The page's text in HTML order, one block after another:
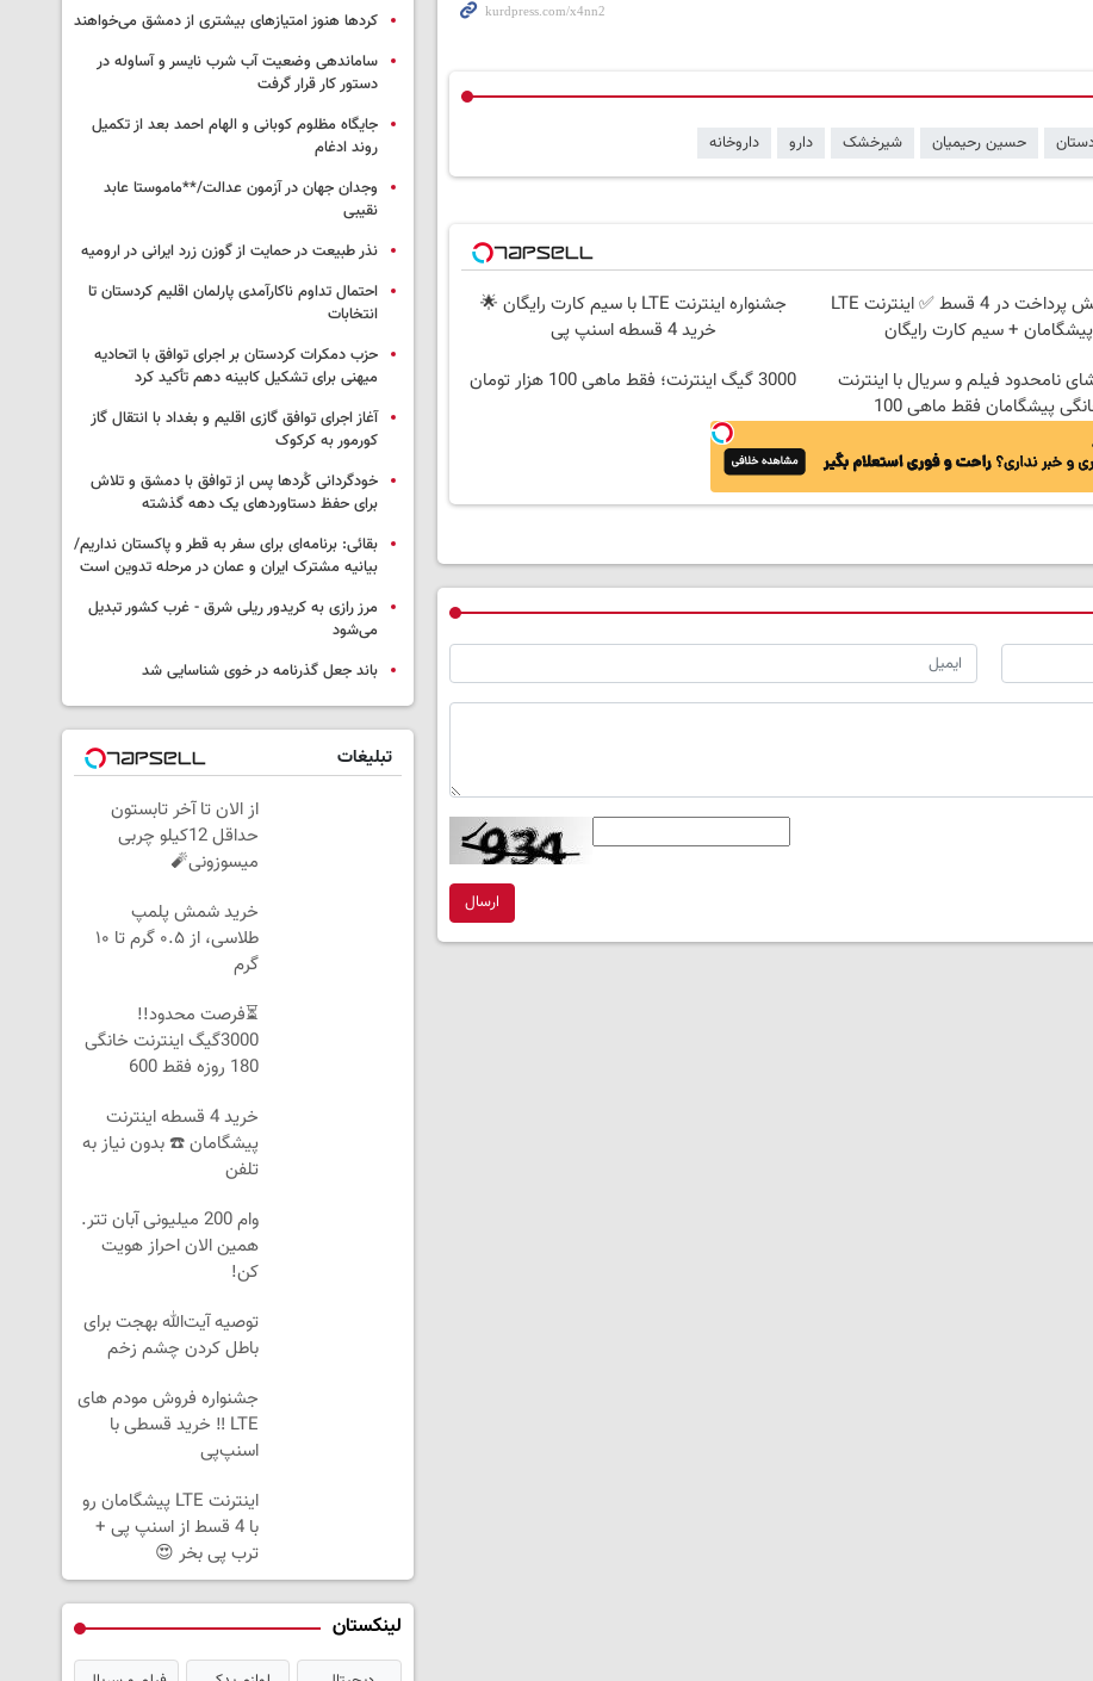
حسین رحیمیان شیرخشک دارو داروخانه
بدون پیش پرداخت در 4 قسط ✅ اینترنت LTE
پیشگامان + سیم کارت رایگان
جشنواره اینترنت LTE با سیم کارت رایگان 🌟
خرید 4 قسطه اسنپ پی
نامحدود فیلم و سریال با اینترنت
پیشگامان فقط ماهی 100
3000 گیگ اینترنت؛ فقط ماهی 100 هزار تومان
ارسال
کردها هنوز امتیازهای بیشتری از دمشق می‌خواهند
ساماندهی وضعیت آب شرب نایسر و آساوله در
دستور کار قرار گرفت
جایگاه مظلوم کوبانی و الهام احمد بعد از تکمیل
روند ادغام
وجدان جهان در آزمون عدالت/**ماموستا عابد
نقیبی
نذر طبیعت در حمایت از گوزن زرد ایرانی در ارومیه
احتمال تداوم ناکارآمدی پارلمان اقلیم کردستان تا
انتخابات
حزب دمکرات کردستان بر اجرای توافق با اتحادیه
میهنی برای تشکیل کابینه دهم تأکید کرد
آغاز اجرای توافق گازی اقلیم و بغداد با انتقال گاز
کورمور به کرکوک
خودگردانی کُردها پس از توافق با دمشق و تلاش
برای حفظ دستاوردهای یک دهه گذشته
بقائی: برنامه‌ای برای سفر به قطر و پاکستان نداریم/
بیانیه مشترک ایران و عمان در مرحله تدوین است
مرز رازی به کریدور ریلی شرق - غرب کشور تبدیل
می‌شود
باند جعل گذرنامه در خوی شناسایی شد
تبلیغات
از الان تا آخر تابستون
حداقل 12کیلو چربی
میسوزونی🧨
خرید شمش پلمپ
طلاسی، از ۰.۵ گرم تا ۱۰
گرم
⏳فرصت محدود!!
3000گیگ اینترنت خانگی
180 روزه فقط 600
خرید 4 قسطه اینترنت
پیشگامان ☎️ بدون نیاز به
تلفن
وام 200 میلیونی آبان تتر.
همین الان احراز هویت
کن!
توصیه آیت‌الله بهجت برای
باطل کردن چشم زخم
جشنواره فروش مودم های
LTE ‼️ خرید قسطی با
اسنپ‌پی
اینترنت LTE پیشگامان رو
با 4 قسط از اسنپ پی +
ترب پی بخر 😍
لینکستان